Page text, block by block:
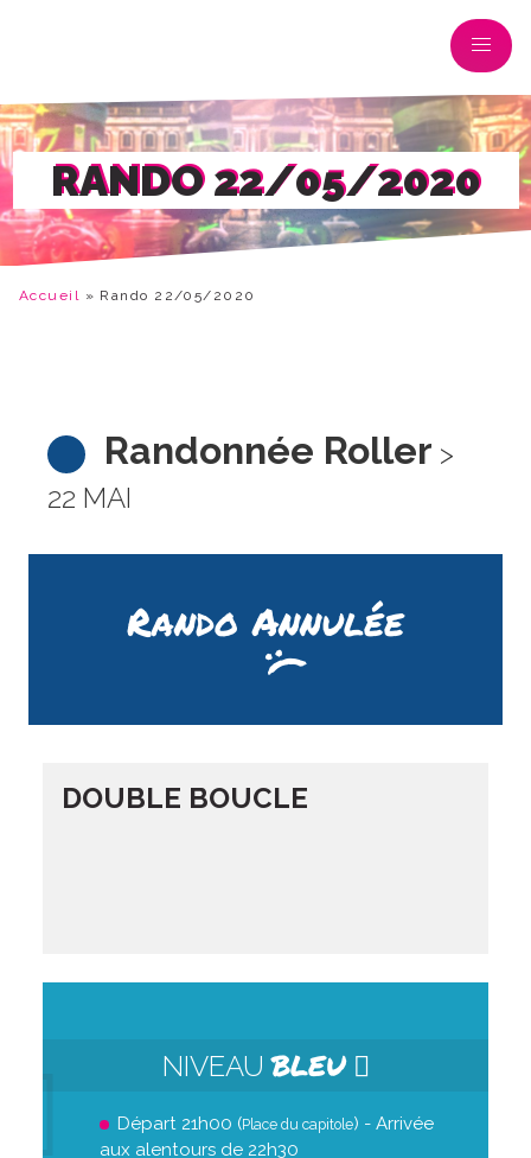
RANDO 22/05/2020
Accueil » Rando 22/05/2020
Randonnée Roller >
22 MAI
Rando Annulée
DOUBLE BOUCLE
NIVEAUBLEU
Départ 21h00 (Place du capitole) - Arrivée
aux alentours de 22h30